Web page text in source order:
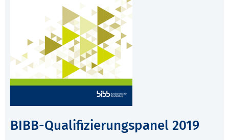
BIBB-Qualifizierungspanel 2019